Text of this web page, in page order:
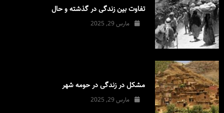
تفاوت بین زندگی در گذشته و حال
مارس 29, 2025
مشکل در زندگی در حومه شهر
مارس 29, 2025